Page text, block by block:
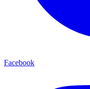
Facebook